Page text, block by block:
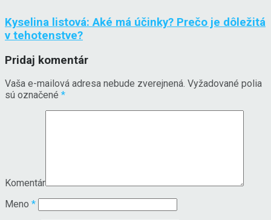
Kyselina listová: Aké má účinky? Prečo je dôležitá
v tehotenstve?
Pridaj komentár
Vaša e-mailová adresa nebude zverejnená. Vyžadované polia
sú označené *
Komentár
Meno *